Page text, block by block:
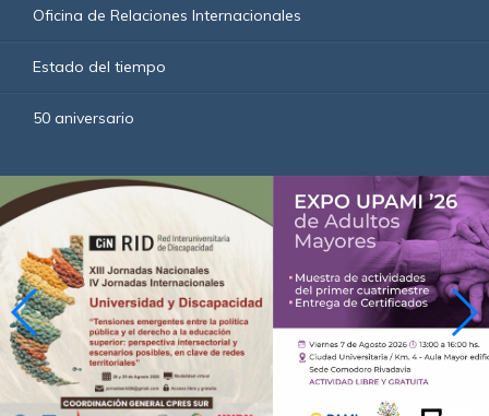
Oficina de Relaciones Internacionales
Estado del tiempo
50 aniversario